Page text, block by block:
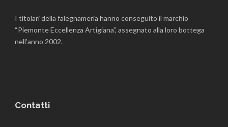
I titolari della falegnameria hanno conseguito il marchio
“Piemonte Eccellenza Artigiana”, assegnato alla loro bottega
nell’anno 2002.
Contatti